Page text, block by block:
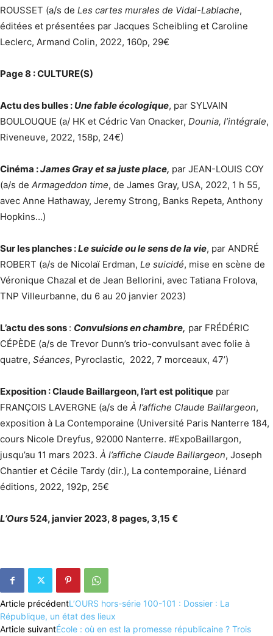
ROUSSET (a/s de Les cartes murales de Vidal-Lablache,
éditées et présentées par Jacques Scheibling et Caroline
Leclerc, Armand Colin, 2022, 160p, 29€
Page 8 : CULTURE(S)
Actu des bulles : Une fable écologique, par SYLVAIN
BOULOUQUE (a/ HK et Cédric Van Onacker, Dounia, l’intégrale,
Riveneuve, 2022, 158p, 24€)
Cinéma :James Gray et sa juste place, par JEAN-LOUIS COY
(a/s de Armageddon time, de James Gray, USA, 2022, 1 h 55,
avec Anne Hathaway, Jeremy Strong, Banks Repeta, Anthony
Hopkins…)
Sur les planches :Le suicide ou le sens de la vie, par ANDRÉ
ROBERT (a/s de Nicolaï Erdman, Le suicidé, mise en scène de
Véronique Chazal et de Jean Bellorini, avec Tatiana Frolova,
TNP Villeurbanne, du 6 au 20 janvier 2023)
L’actu des sons : Convulsions en chambre, par FRÉDÉRIC
CÉPÈDE (a/s de Trevor Dunn’s trio-convulsant avec folie à
quatre, Séances, Pyroclastic, 2022, 7 morceaux, 47’)
Exposition : Claude Baillargeon, l’art est politique par
FRANÇOIS LAVERGNE (a/s de À l’affiche Claude Baillargeon,
exposition à La Contemporaine (Université Paris Nanterre 184,
cours Nicole Dreyfus, 92000 Nanterre. #ExpoBaillargon,
jusqu’au 11 mars 2023. À l’affiche Claude Baillargeon, Joseph
Chantier et Cécile Tardy (dir.), La contemporaine, Liénard
éditions, 2022, 192p, 25€
L’Ours 524, janvier 2023, 8 pages, 3,15 €
Article précédentL’OURS hors-série 100-101 : Dossier : La
République, un état des lieux
Article suivantÉcole : où en est la promesse républicaine ? Trois